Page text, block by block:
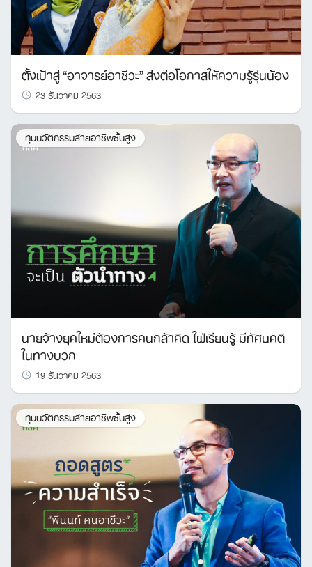
Search
for:
ตั้งเป้าสู่ “อาจารย์อาชีวะ” ส่งต่อโอกาสให้ความรู้รุ่นน้อง
23 ธันวาคม 2563
ทุนนวัตกรรมสายอาชีพชั้นสูง
นายจ้างยุคใหม่ต้องการคนกล้าคิด ใฝ่เรียนรู้ มีทัศนคติ
ในทางบวก
19 ธันวาคม 2563
ทุนนวัตกรรมสายอาชีพชั้นสูง